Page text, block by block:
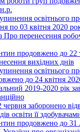
освітнього
по 03 квітня 2020
Про перенесення
продовжено до 22
вихідних днів
освітнього
до 24 квітня
2019-2020 рік
заборонено
освіти її
продовжено до 31